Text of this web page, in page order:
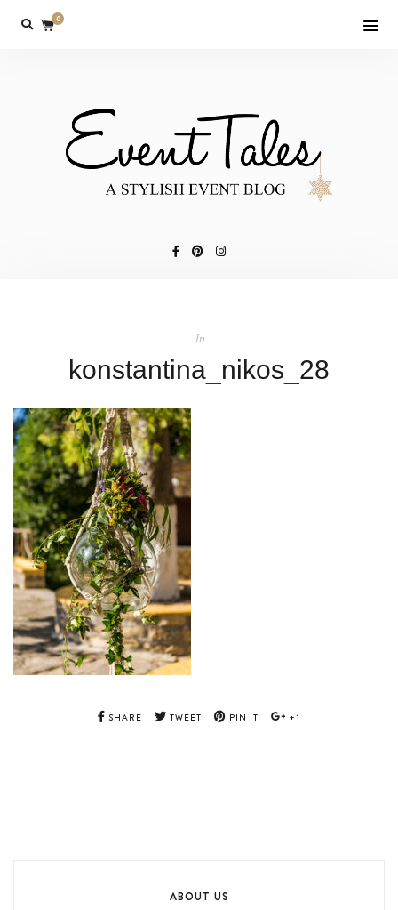
0
In
konstantina_nikos_28
SHARE TWEET PIN IT +1
ABOUT US